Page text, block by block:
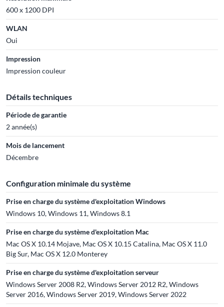
600 x 1200 DPI
WLAN
Oui
Impression
Impression couleur
Détails techniques
Période de garantie
2 année(s)
Mois de lancement
Décembre
Configuration minimale du système
Prise en charge du système d'exploitation Windows
Windows 10, Windows 11, Windows 8.1
Prise en charge du système d'exploitation Mac
Mac OS X 10.14 Mojave, Mac OS X 10.15 Catalina, Mac OS X 11.0
Big Sur, Mac OS X 12.0 Monterey
Prise en charge du système d'exploitation serveur
Windows Server 2008 R2, Windows Server 2012 R2, Windows
Server 2016, Windows Server 2019, Windows Server 2022